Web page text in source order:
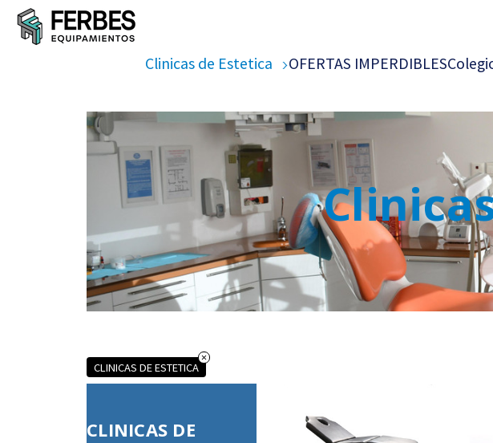
Clinicas de Estetica OFERTAS IMPERDIBLES
CLINICAS DE ESTETICA
CLINICAS DE